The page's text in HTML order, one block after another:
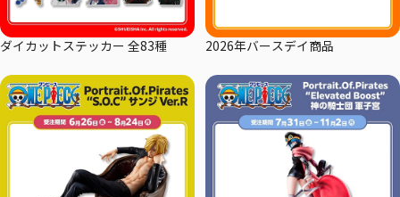
ダイカットステッカー 全83種 2026年バースデイ商品